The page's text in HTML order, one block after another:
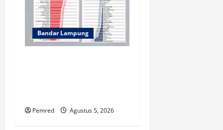
Bandar Lampung
Pemred Agustus 5, 2026